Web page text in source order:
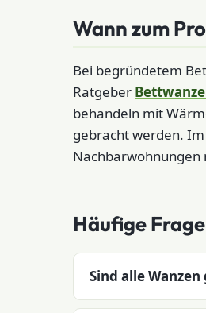
Wann zum
Bei begründetem
Ratgeber
behandeln mit
gebracht werden.
Häufige
Sind alle